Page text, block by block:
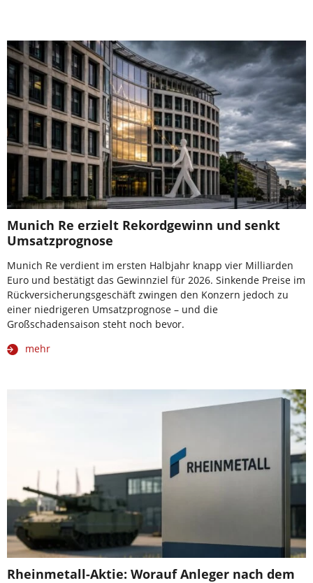
Munich Re erzielt Rekordgewinn und senkt
Umsatzprognose
Munich Re verdient im ersten Halbjahr knapp vier Milliarden
Euro und bestätigt das Gewinnziel für 2026. Sinkende Preise im
Rückversicherungsgeschäft zwingen den Konzern jedoch zu
einer niedrigeren Umsatzprognose – und die
Großschadensaison steht noch bevor.
mehr
Rheinmetall-Aktie: Worauf Anleger nach dem